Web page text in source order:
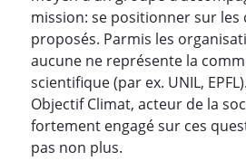
mission: se positionner sur les
proposés. Parmis les
aucune ne représente la
scientifique (par ex. UNIL,
Objectif Climat, acteur de la
fortement engagé sur ces
pas non plus.